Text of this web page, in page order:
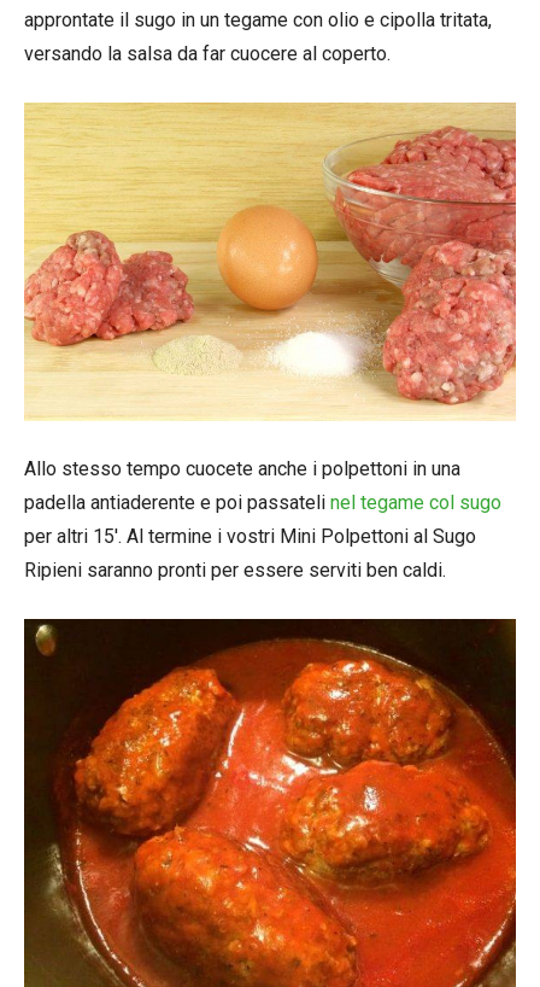
approntate il sugo in un tegame con olio e cipolla tritata,
versando la salsa da far cuocere al coperto.
Allo stesso tempo cuocete anche i polpettoni in una
padella antiaderente e poi passateli nel tegame col sugo
per altri 15′. Al termine i vostri Mini Polpettoni al Sugo
Ripieni saranno pronti per essere serviti ben caldi.